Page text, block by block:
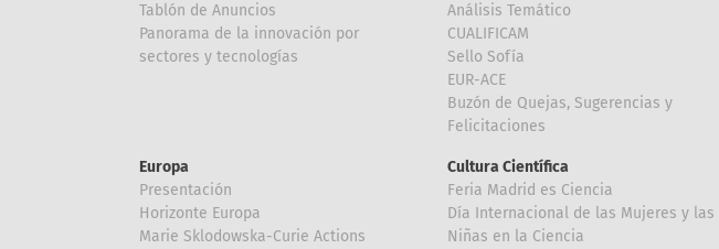
Tablón de Anuncios
Panorama de la innovación por
sectores y tecnologías
Análisis Temático
CUALIFICAM
Sello Sofía
EUR-ACE
Buzón de Quejas, Sugerencias y
Felicitaciones
Europa
Presentación
Horizonte Europa
Marie Sklodowska-Curie Actions
Cultura Científica
Feria Madrid es Ciencia
Día Internacional de las Mujeres y las
Niñas en la Ciencia